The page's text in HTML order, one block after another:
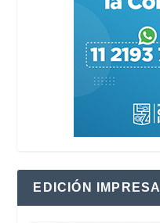
EDICIÓN IMPRESA